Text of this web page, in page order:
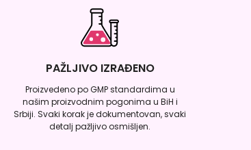
PAŽLJIVO IZRAĐENO
Proizvedeno po GMP standardima u
našim proizvodnim pogonima u BiH i
Srbiji. Svaki korak je dokumentovan, svaki
detalj pažljivo osmišljen.